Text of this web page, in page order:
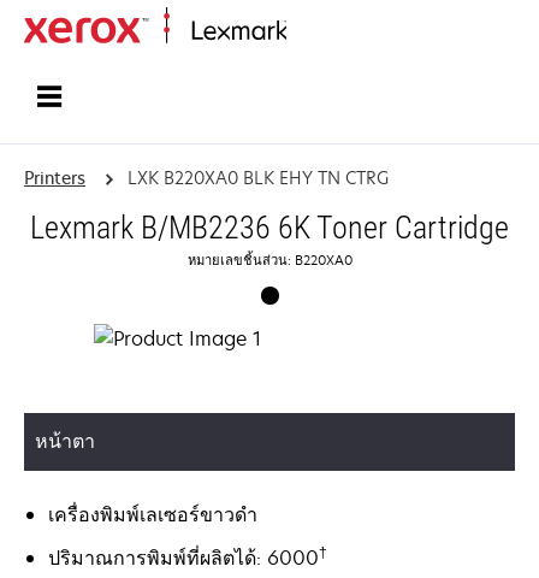
Printers LXK B220XA0 BLK EHY TN CTRG
Lexmark B/MB2236 6K Toner Cartridge
หมายเลขชิ้นส่วน: B220XA0
หน้าตา
เครื่องพิมพ์เลเซอร์ขาวดำ
ปริมาณการพิมพ์ที่ผลิตได้: 6000†